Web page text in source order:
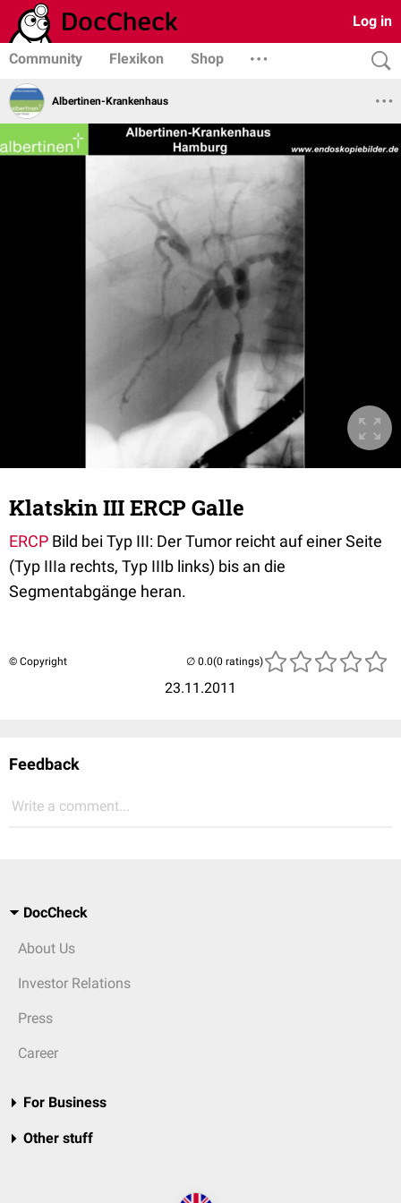
Log in
Community Flexikon Shop
Albertinen-Krankenhaus
Klatskin III ERCP Galle
ERCP Bild bei Typ III: Der Tumor reicht auf einer Seite
(Typ IIIa rechts, Typ IIIb links) bis an die
Segmentabgänge heran.
© Copyright
23.11.2011
(0 ratings)
Feedback
Write a comment...
DocCheck
About Us
Investor Relations
Press
Career
For Business
Other stuff